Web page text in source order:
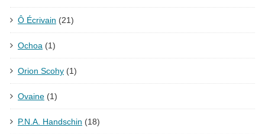
Ô Écrivain (21)
Ochoa (1)
Orion Scohy (1)
Ovaine (1)
P.N.A. Handschin (18)